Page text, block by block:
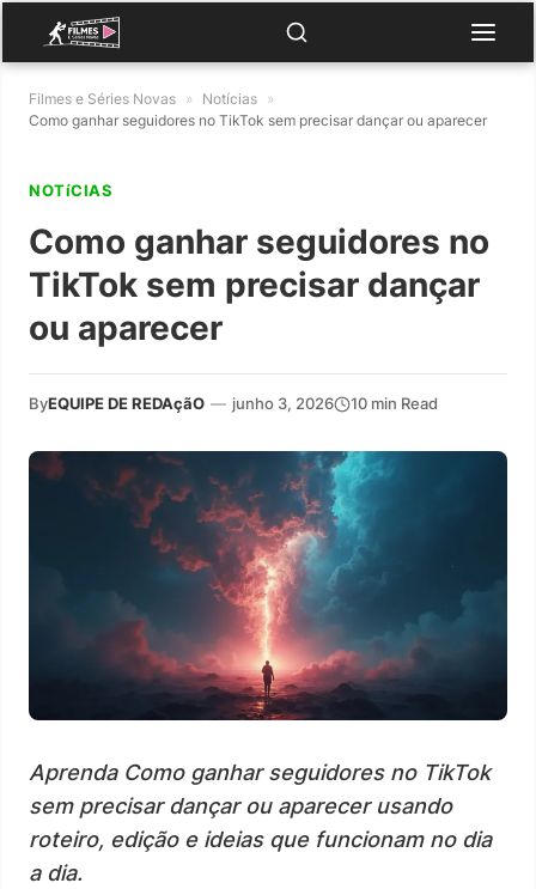
Filmes e Séries Novas » Notícias »
Como ganhar seguidores no TikTok sem precisar dançar ou aparecer
NOTíCIAS
Como ganhar seguidores no
TikTok sem precisar dançar
ou aparecer
ByEQUIPE DE REDAçãO — junho 3, 2026 10 min Read
Aprenda Como ganhar seguidores no TikTok
sem precisar dançar ou aparecer usando
roteiro, edição e ideias que funcionam no dia
a dia.